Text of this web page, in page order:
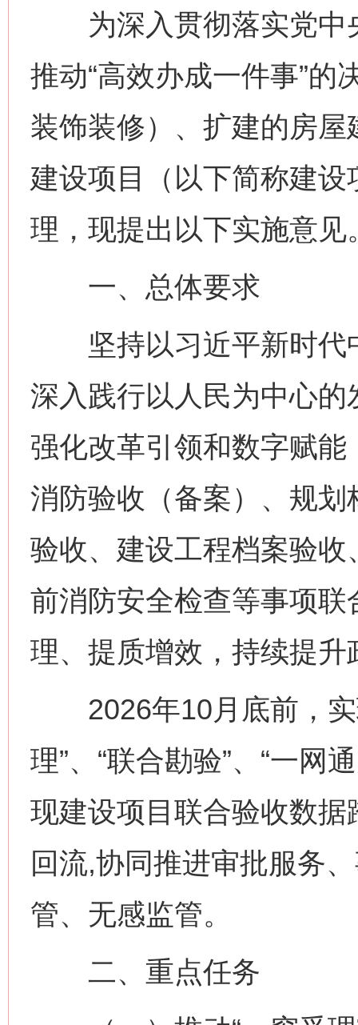
为深入贯彻落实党中
推动“高效办成一件事”的
装饰装修）、扩建的房
建设项目（以下简称建设
理，现提出以下实施意见
一、总体要求
坚持以习近平新时代
深入践行以人民为中心
强化改革引领和数字赋
消防验收（备案）、规
验收、建设工程档案验
前消防安全检查等事项
理、提质增效，持续提
2026年10月底前，实
理”、“联合勘验”、“一网
现建设项目联合验收数
回流,协同推进审批服务
管、无感监管。
二、重点任务